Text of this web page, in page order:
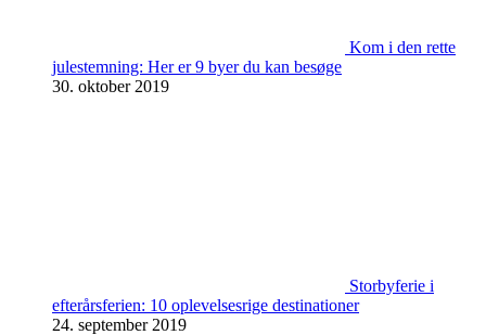
Kom i den rette
julestemning: Her er 9 byer du kan besøge
30. oktober 2019
Storbyferie i
efterårsferien: 10 oplevelsesrige destinationer
24. september 2019